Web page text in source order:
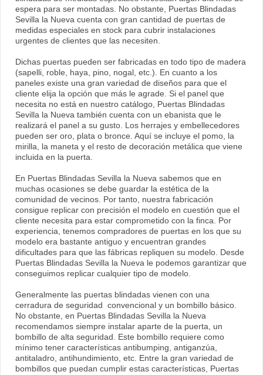
espera para ser montadas. No obstante, Puertas Blindadas
Sevilla la Nueva cuenta con gran cantidad de puertas de
medidas especiales en stock para cubrir instalaciones
urgentes de clientes que las necesiten.
Dichas puertas pueden ser fabricadas en todo tipo de madera
(sapelli, roble, haya, pino, nogal, etc.). En cuanto a los
paneles existe una gran variedad de diseños para que el
cliente elija la opción que más le agrade. Si el panel que
necesita no está en nuestro catálogo, Puertas Blindadas
Sevilla la Nueva también cuenta con un ebanista que le
realizará el panel a su gusto. Los herrajes y embellecedores
pueden ser oro, plata o bronce. Aquí se incluye el pomo, la
mirilla, la maneta y el resto de decoración metálica que viene
incluida en la puerta.
En Puertas Blindadas Sevilla la Nueva sabemos que en
muchas ocasiones se debe guardar la estética de la
comunidad de vecinos. Por tanto, nuestra fabricación
consigue replicar con precisión el modelo en cuestión que el
cliente necesita para estar comprometido con la finca. Por
experiencia, tenemos compradores de puertas en los que su
modelo era bastante antiguo y encuentran grandes
dificultades para que las fábricas repliquen su modelo. Desde
Puertas Blindadas Sevilla la Nueva le podemos garantizar que
conseguimos replicar cualquier tipo de modelo.
Generalmente las puertas blindadas vienen con una
cerradura de seguridad convencional y un bombillo básico.
No obstante, en Puertas Blindadas Sevilla la Nueva
recomendamos siempre instalar aparte de la puerta, un
bombillo de alta seguridad. Este bombillo requiere como
mínimo tener características antibumping, antiganzúa,
antitaladro, antihundimiento, etc. Entre la gran variedad de
bombillos que puedan cumplir estas características, Puertas